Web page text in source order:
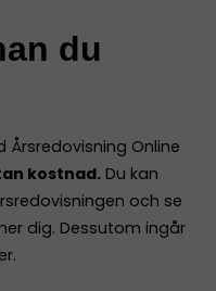
du
Online
kostnad. Du kan
och se
dig. Dessutom ingår